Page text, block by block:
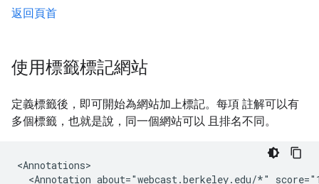
返回頁首
使用標籤標記網站
定義標籤後，即可開始為網站加上標記。每項 註解可以有
多個標籤，也就是說，同一個網站可以 且排名不同。
<Annotations>
<Annotation about="webcast.berkeley.edu/*"